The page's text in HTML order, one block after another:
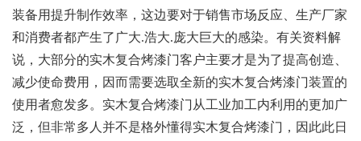
装备用提升制作效率，这边要对于销售市场反应、生产厂家
和消费者都产生了广大.浩大.庞大巨大的感染。有关资料解
说，大部分的实木复合烤漆门客户主要才是为了提高创造、
减少使命费用，因而需要选取全新的实木复合烤漆门装置的
使用者愈发多。实木复合烤漆门从工业加工内利用的更加广
泛，但非常多人并不是格外懂得实木复合烤漆门，因此此日